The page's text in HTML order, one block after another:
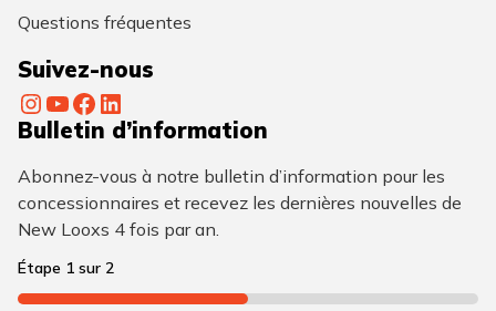
Questions fréquentes
Suivez-nous
InstagramYouTube Facebook LinkedIn
Bulletin d’information
Abonnez-vous à notre bulletin d’information pour les
concessionnaires et recevez les dernières nouvelles de
New Looxs 4 fois par an.
Étape 1 sur 2
50%